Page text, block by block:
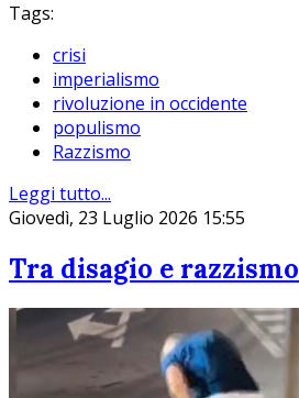
Tags:
crisi
imperialismo
rivoluzione in occidente
populismo
Razzismo
Leggi tutto...
Giovedì, 23 Luglio 2026 15:55
Tra disagio e razzismo